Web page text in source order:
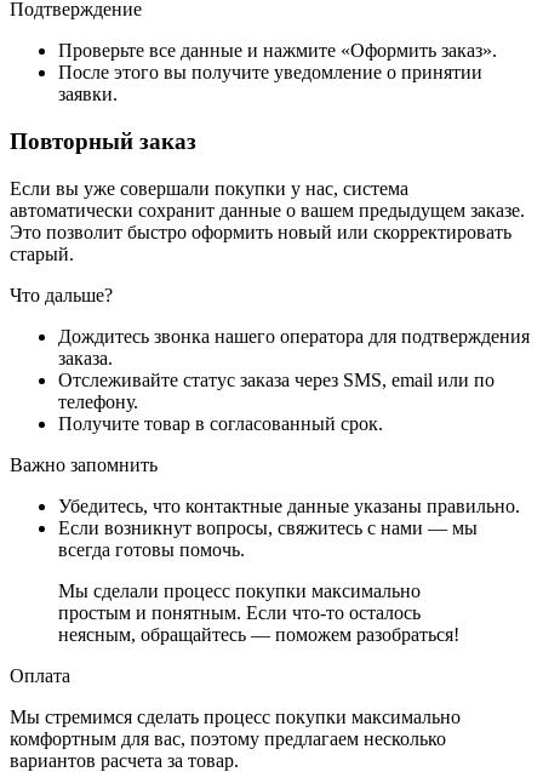
Подтверждение
Проверьте все данные и нажмите «Оформить заказ».
После этого вы получите уведомление о принятии
заявки.
Повторный заказ
Если вы уже совершали покупки у нас, система
автоматически сохранит данные о вашем предыдущем заказе.
Это позволит быстро оформить новый или скорректировать
старый.
Что дальше?
Дождитесь звонка нашего оператора для подтверждения
заказа.
Отслеживайте статус заказа через SMS, email или по
телефону.
Получите товар в согласованный срок.
Важно запомнить
Убедитесь, что контактные данные указаны правильно.
Если возникнут вопросы, свяжитесь с нами — мы
всегда готовы помочь.
Мы сделали процесс покупки максимально
простым и понятным. Если что-то осталось
неясным, обращайтесь — поможем разобраться!
Оплата
Мы стремимся сделать процесс покупки максимально
комфортным для вас, поэтому предлагаем несколько
вариантов расчета за товар.